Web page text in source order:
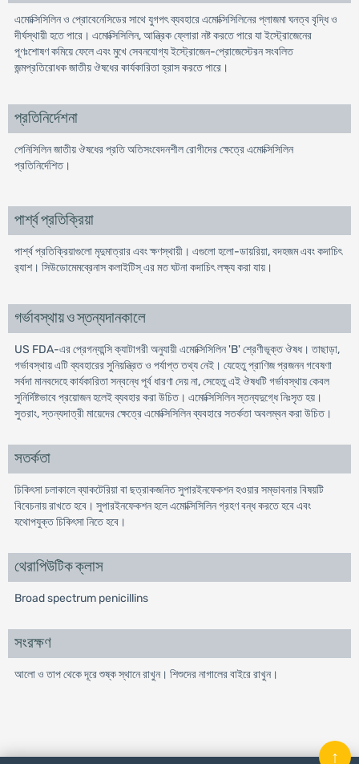
এমোক্সিসিলিন ও প্রোবেনেসিডের সাথে যুগপৎ ব্যবহারে এমোক্সিসিলিনের প্লাজমা ঘনত্ব বৃদ্ধি ও
দীর্ঘস্থায়ী হতে পারে। এমোক্সিসিলিন, আন্ত্রিক ফ্লোরা নষ্ট করতে পারে যা ইস্ট্রোজেনের
পূণঃশোষণ কমিয়ে ফেলে এবং মুখে সেবনযোগ্য ইস্ট্রোজেন-প্রোজেস্টেরন সংবলিত
জন্মপ্রতিরোধক জাতীয় ঔষধের কার্যকারিতা হ্রাস করতে পারে।
প্রতিনির্দেশনা
পেনিসিলিন জাতীয় ঔষধের প্রতি অতিসংবেদনশীল রোগীদের ক্ষেত্রে এমোক্সিসিলিন
প্রতিনির্দেশিত।
পার্শ্ব প্রতিক্রিয়া
পার্শ্ব প্রতিক্রিয়াগুলো মৃদুমাত্রার এবং ক্ষণস্থায়ী। এগুলো হলো-ডায়রিয়া, বদহজম এবং কদাচিৎ
র‌্যাশ। সিউডোমেমব্রেনাস কলাইটিস্ এর মত ঘটনা কদাচিৎ লক্ষ্য করা যায়।
গর্ভাবস্থায় ও স্তন্যদানকালে
US FDA-এর প্রেগন্যান্সি ক্যাটাগরী অনুযায়ী এমোক্সিসিলিন 'B' শ্রেণীভূক্ত ঔষধ। তাছাড়া,
গর্ভাবস্থায় এটি ব্যবহারের সুনিয়ন্ত্রিত ও পর্যাপ্ত তথ্য নেই। যেহেতু প্রাণিজ প্রজনন গবেষণা
সর্বদা মানবদেহে কার্যকারিতা সন্বন্ধে পূর্ব ধারণা দেয় না, সেহেতু এই ঔষধটি গর্ভাবস্থায় কেবল
সুনির্দিষ্টভাবে প্রয়োজন হলেই ব্যবহার করা উচিত। এমোক্সিসিলিন স্তন্যদুগ্ধে নিঃসৃত হয়।
সুতরাং, স্তন্যদাত্রী মায়েদের ক্ষেত্রে এমোক্সিসিলিন ব্যবহারে সতর্কতা অবলম্বন করা উচিত।
সতর্কতা
চিকিৎসা চলাকালে ব্যাকটেরিয়া বা ছত্রাকজনিত সুপারইনফেকশন হওয়ার সম্ভাবনার বিষয়টি
বিবেচনায় রাখতে হবে। সুপারইনফেকশন হলে এমোক্সিসিলিন গ্রহণ বন্ধ করতে হবে এবং
যথোপযুক্ত চিকিৎসা নিতে হবে।
থেরাপিউটিক ক্লাস
Broad spectrum penicillins
সংরক্ষণ
আলো ও তাপ থেকে দূরে শুষ্ক স্থানে রাখুন। শিশুদের নাগালের বাইরে রাখুন।
↑